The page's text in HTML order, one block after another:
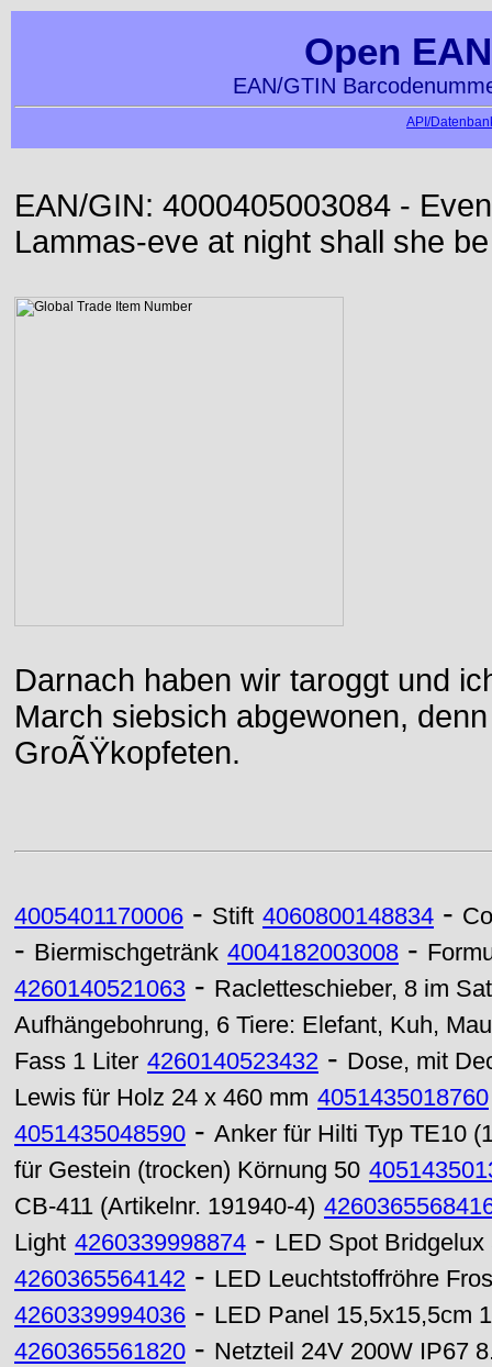
Open
EAN/GTIN
API/
EAN/GIN: 4000405003084 -
Lammas-eve at night shall she
Darnach haben wir taroggt und
March siebsich abgewonen,
GroÃŸkopfeten.
4005401170006 - Stift 4060800148834 -
- Biermischgetränk 4004182003008 -
4260140521063 - Racletteschieber, 8 im
Aufhängebohrung, 6 Tiere: Elefant, Kuh,
Fass 1 Liter 4260140523432 - Dose, mit
Lewis für Holz 24 x 460 mm 4051435018760
4051435048590 - Anker für Hilti Typ TE10
für Gestein (trocken) Körnung 50
CB-411 (Artikelnr. 191940-4)
Light 4260339998874 - LED Spot
4260365564142 - LED Leuchtstoffröhre
4260339994036 - LED Panel 15,5x15,5cm
4260365561820 - Netzteil 24V 200W IP67